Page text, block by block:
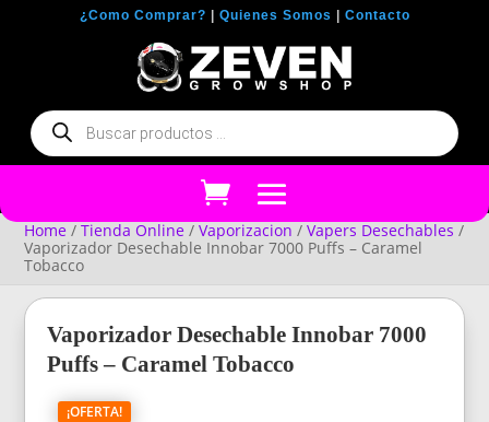
¿Como Comprar? Quienes Somos Contacto
Búsqueda
de
productos
Home /Tienda Online /Vaporizacion /Vapers Desechables /
Vaporizador Desechable Innobar 7000 Puffs – Caramel
Tobacco
Vaporizador Desechable Innobar 7000
Puffs – Caramel Tobacco
¡OFERTA!